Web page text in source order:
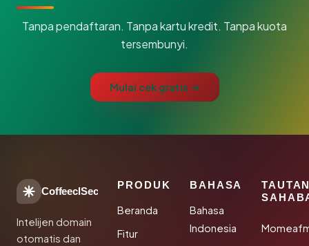
Tanpa pendaftaran. Tanpa kartu kredit. Tanpa kuota
tersembunyi.
Mulai cek gratis →
CoffeeclSec
Intelijen domain
otomatis dan
PRODUK
Beranda
Fitur
BAHASA
Bahasa
Indonesia